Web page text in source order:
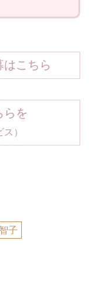
こちら
らを
）
子